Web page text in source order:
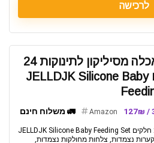
לרכישה
סט האכלה מסיליקון לתינוקות 24
חלקים JELLDJK Silicone Baby
Amazon 🚛 משלוח חינם
סט האכלה מסיליקון לתינוקות 24 חלקים JELLDJK Silicone Baby Feeding Set
נצמדות, צלחות מחולקות נצמדות,